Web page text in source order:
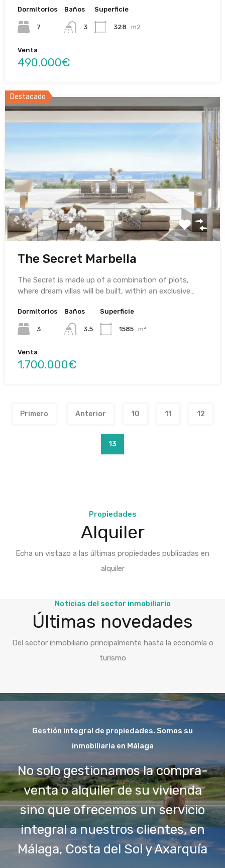
Dormitorios
7
Baños
3
Superficie
328 m2
Venta
490.000€
Destacado
The Secret Marbella
The Secret is made up of a combination of plots,
where dream villas will be built, within an exclusive…
Dormitorios
3
Baños
3.5
Superficie
1585 m²
Venta
1.700.000€
Primero Anterior 10 11 12
13
Propiedades
Alquiler
Echa un vistazo a las últimas propiedades publicadas en
alquiler
Noticias del sector inmobiliario
Últimas novedades
Del sector inmobiliario principalmente hasta la economía o
turismo
Gestión integral de propiedades. Somos su
inmobiliaria en Málaga
No solo gestionamos la compra-
venta o alquiler de su vivienda
sino que ofrecemos un servicio
integral a nuestros clientes, en
Málaga, Costa del Sol y Axarquía